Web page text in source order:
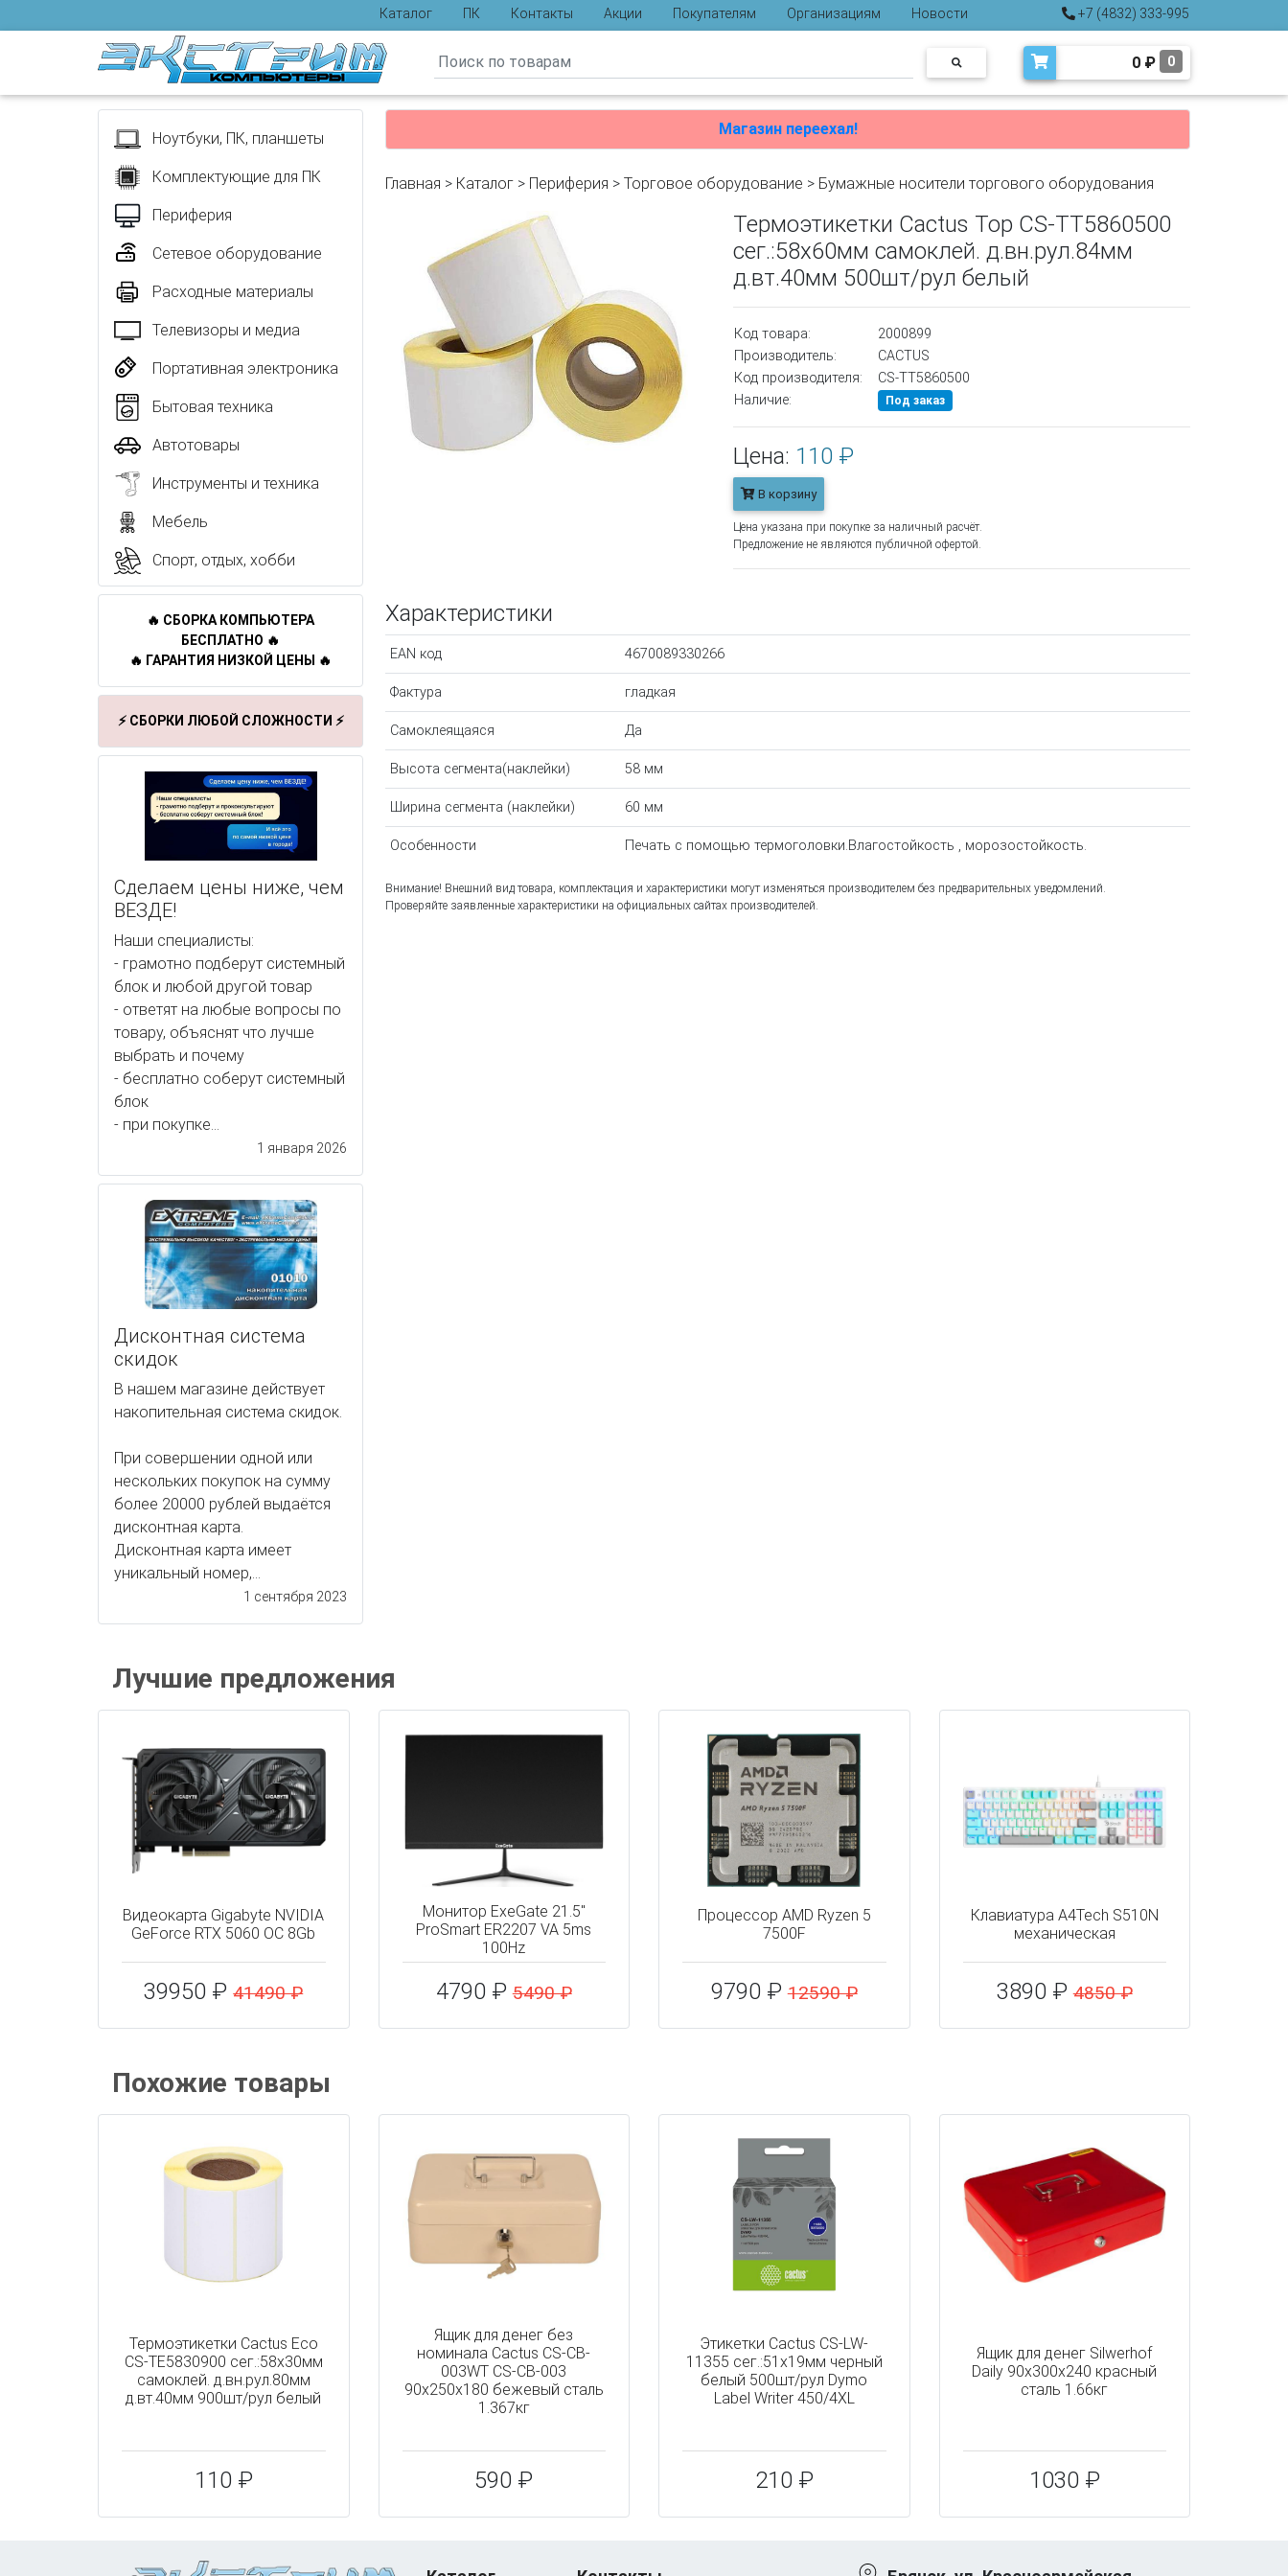
Каталог ПК Контакты Акции Покупателям Организациям
Новости
Отзывы
+7 (4832) 333-995
0 ₽ 0
Ноутбуки, ПК, планшеты
Комплектующие для ПК
Периферия
Сетевое оборудование
Расходные материалы
Телевизоры и медиа
Портативная электроника
Бытовая техника
Автотовары
Инструменты и техника
Мебель
Спорт, отдых, хобби
🔥 СБОРКА КОМПЬЮТЕРА
БЕСПЛАТНО 🔥
🔥 ГАРАНТИЯ НИЗКОЙ ЦЕНЫ 🔥
⚡ СБОРКИ ЛЮБОЙ СЛОЖНОСТИ ⚡
Сделаем цены ниже, чем
ВЕЗДЕ!
Наши специалисты:
- грамотно подберут системный
блок и любой другой товар
- ответят на любые вопросы по
товару, объяснят что лучше
выбрать и почему
- бесплатно соберут системный
блок
- при покупке...
1 января 2026
Дисконтная система
скидок
В нашем магазине действует
накопительная система скидок.
При совершении одной или
нескольких покупок на сумму
более 20000 рублей выдаётся
дисконтная карта.
Дисконтная карта имеет
уникальный номер,...
1 сентября 2023
Магазин переехал!
Главная > Каталог > Периферия > Торговое оборудование > Бумажные носители торгового оборудования
Термоэтикетки Cactus Top CS-TT5860500
сег.:58x60мм самоклей. д.вн.рул.84мм
д.вт.40мм 500шт/рул белый
Код товара:
2000899
Производитель:
CACTUS
Код производителя:
CS-TT5860500
Наличие:
Под заказ
Цена: 110 ₽
В корзину
Цена указана при покупке за наличный расчёт.
Предложение не являются публичной офертой.
Характеристики
EAN код 4670089330266
Фактура гладкая
Самоклеящаяся Да
Высота сегмента(наклейки) 58 мм
Ширина сегмента (наклейки) 60 мм
Особенности Печать с помощью термоголовки.Влагостойкость , морозостойкость.
Внимание! Внешний вид товара, комплектация и характеристики могут изменяться производителем без предварительных уведомлений.
Проверяйте заявленные характеристики на официальных сайтах производителей.
Лучшие предложения
Видеокарта Gigabyte NVIDIA
GeForce RTX 5060 OC 8Gb
39950 ₽41490 ₽
Монитор ExeGate 21.5"
ProSmart ER2207 VA 5ms
100Hz
4790 ₽5490 ₽
Процессор AMD Ryzen 5
7500F
9790 ₽12590 ₽
Клавиатура A4Tech S510N
механическая
3890 ₽4850 ₽
Похожие товары
Термоэтикетки Cactus Eco
CS-TE5830900 сег.:58x30мм
самоклей. д.вн.рул.80мм
д.вт.40мм 900шт/рул белый
110 ₽
Ящик для денег без
номинала Cactus CS-CB-
003WT CS-CB-003
90x250x180 бежевый сталь
1.367кг
590 ₽
Этикетки Cactus CS-LW-
11355 сег.:51x19мм черный
белый 500шт/рул Dymo
Label Writer 450/4XL
210 ₽
Ящик для денег Silwerhof
Daily 90x300x240 красный
сталь 1.66кг
1030 ₽